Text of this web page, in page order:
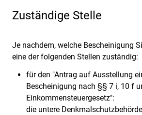
Zuständige Stelle
Je nachdem, welche Bescheinigung
eine der folgenden Stellen zuständig:
für den "Antrag auf Ausstellung
Bescheinigung nach §§ 7 i, 10 f
Einkommensteuergesetz":
die untere